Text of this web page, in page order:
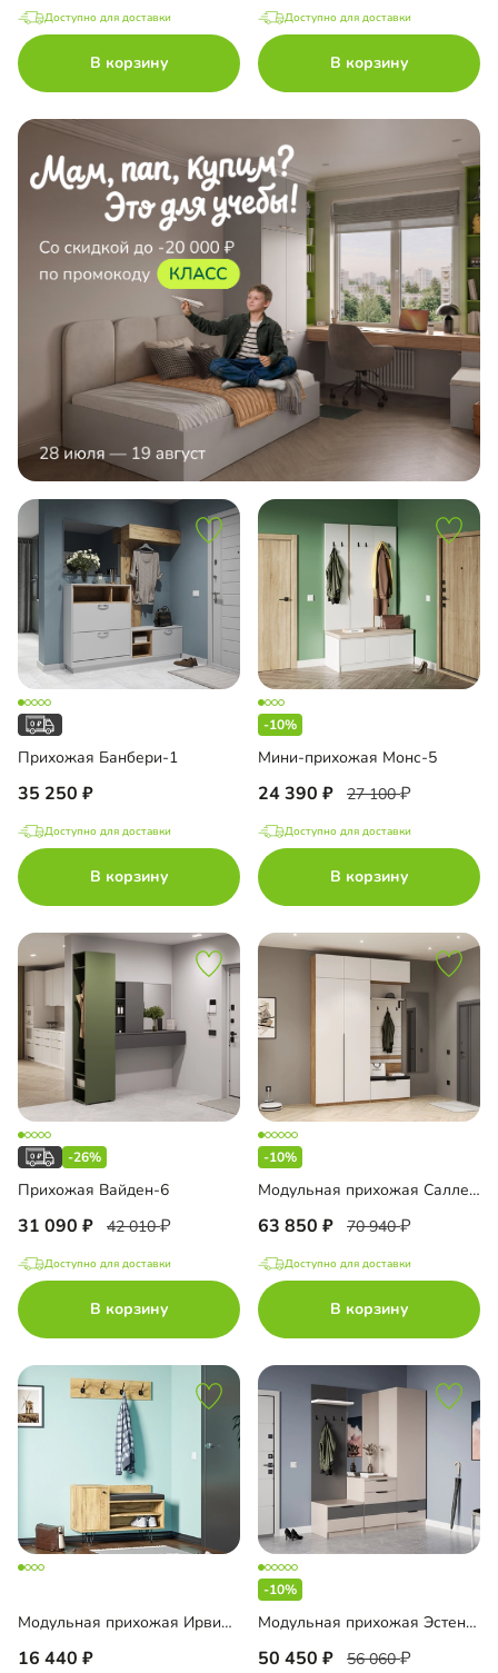
Доступно для доставки
В корзину
Доступно для доставки
В корзину
Прихожая Банбери-1
35 250
Доступно для доставки
В корзину
-10%
Мини-прихожая Монс-5
24 390 27 100
Доступно для доставки
В корзину
-26%
Прихожая Вайден-6
31 090 42 010
Доступно для доставки
В корзину
-10%
Модульная прихожая Салленс-4
63 850 70 940
Доступно для доставки
В корзину
Модульная прихожая Ирвинг-1
16 440
-10%
Модульная прихожая Эстенсон-4
50 450 56 060